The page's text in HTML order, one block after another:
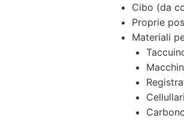
Cibo (da
Proprie
Materiali